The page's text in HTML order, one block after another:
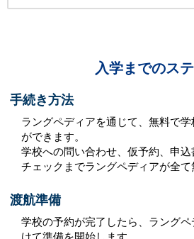
入学までのス
手続き方法
ラングペディアを通じて、無料で
ができます。
学校への問い合わせ、仮予約、申
チェックまでラングペディアが全て
渡航準備
学校の予約が完了したら、ラング
けて準備を開始します。